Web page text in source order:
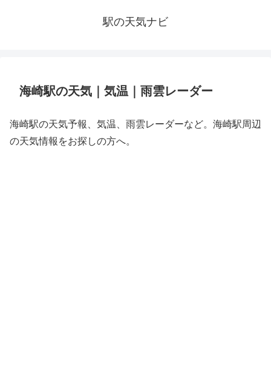
駅の天気ナビ
海崎駅の天気｜気温｜雨雲レーダー
海崎駅の天気予報、気温、雨雲レーダーなど。海崎駅周辺
の天気情報をお探しの方へ。